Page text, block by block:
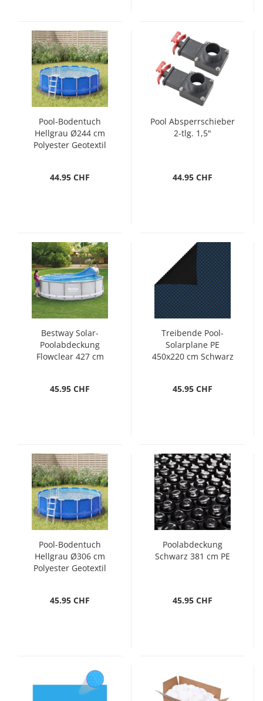
Pool-Bodentuch
Hellgrau Ø244 cm
Polyester Geotextil
44.95 CHF
Pool Absperrschieber
2-tlg. 1,5"
44.95 CHF
Bestway Solar-
Poolabdeckung
Flowclear 427 cm
45.95 CHF
Treibende Pool-
Solarplane PE
450x220 cm Schwarz
45.95 CHF
Pool-Bodentuch
Hellgrau Ø306 cm
Polyester Geotextil
45.95 CHF
Poolabdeckung
Schwarz 381 cm PE
45.95 CHF